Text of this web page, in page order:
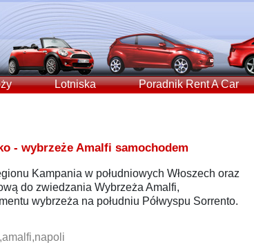
Lotniska Poradnik Rent A Car
- wybrzeże Amalfi samochodem
Kampania w południowych Włoszech oraz
do zwiedzania Wybrzeża Amalfi,
wybrzeża na południu Półwyspu Sorrento.